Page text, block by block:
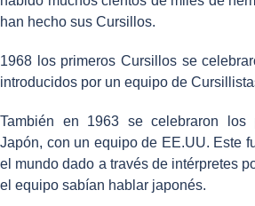
han hecho sus Cursillos.
1968 los primeros Cursillos se
introducidos por un equipo de
También en 1963 se celebraron los
Japón, con un equipo de EE.UU. Este
el mundo dado a través de intérpretes
el equipo sabían hablar japonés.